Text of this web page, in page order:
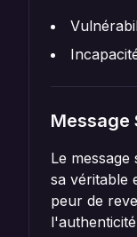
Message
Le
sa véritable
peur de